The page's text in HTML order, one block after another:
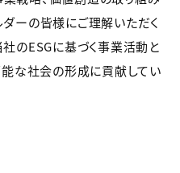
ーの皆様にご理解いただく
のESGに基づく事業活動と
な社会の形成に貢献してい